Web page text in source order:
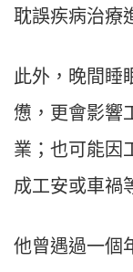
耽誤疾病治療
此外，晚間睡
憊，更會影響
業；也可能因
成工安或車禍
他曾遇過一個